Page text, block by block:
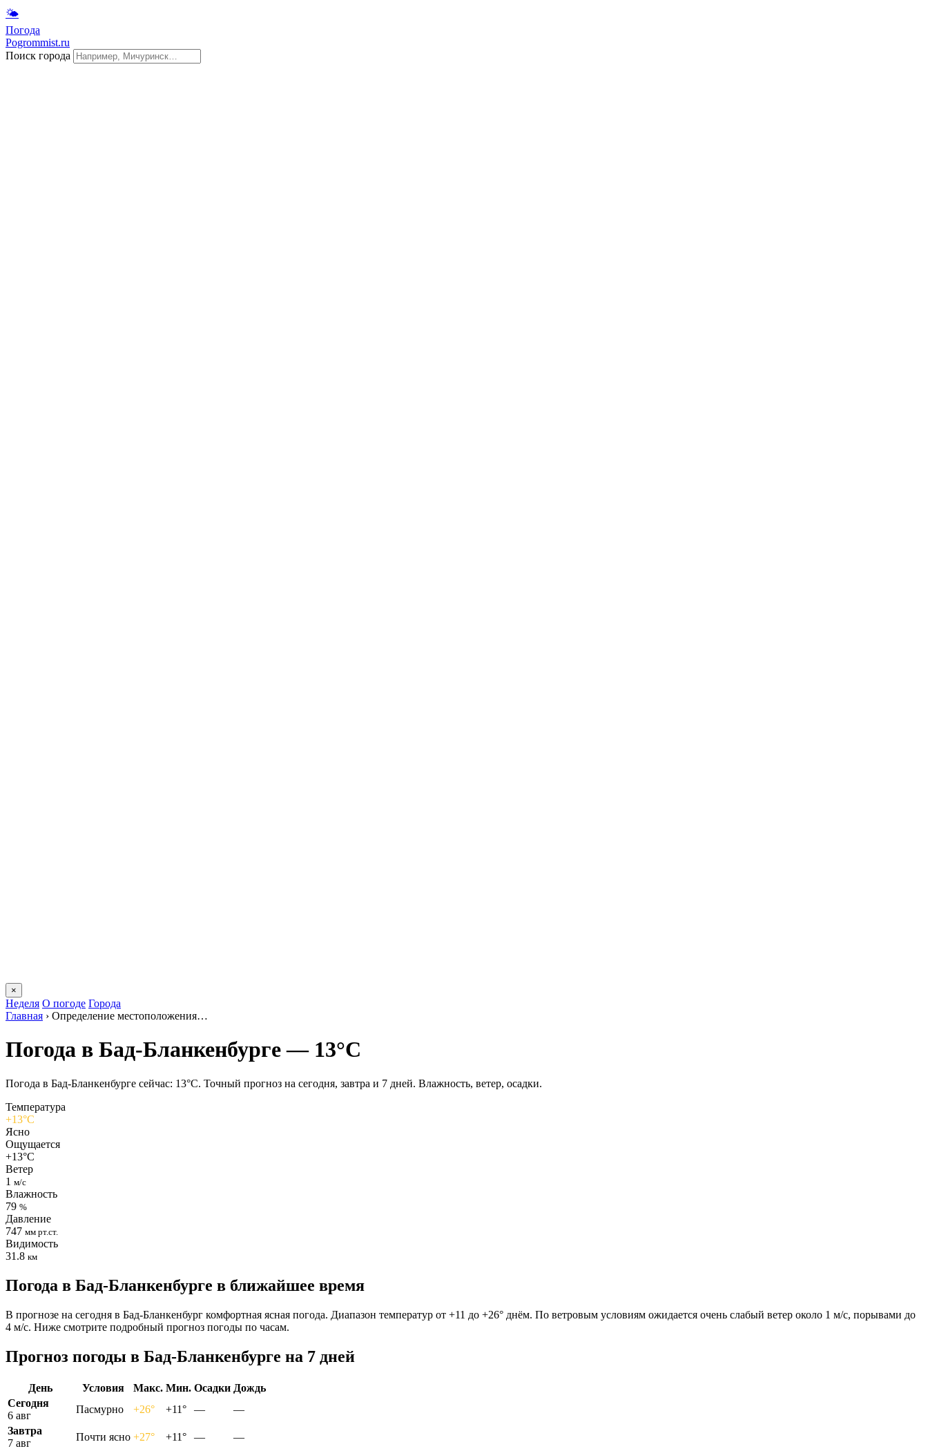
🌤
Погода
Pogrommist.ru
Поиск города
×
Неделя О погоде Города
Главная › Определение местоположения…
Погода в Бад-Бланкенбурге — 13°C
Погода в Бад-Бланкенбурге сейчас: 13°C. Точный прогноз на сегодня, завтра и 7 дней. Влажность, ветер, осадки.
Температура
+13°C
Ясно
Ощущается
+13°C
Ветер
1 м/с
Влажность
79 %
Давление
747 мм рт.ст.
Видимость
31.8 км
Погода в Бад-Бланкенбурге в ближайшее время
В прогнозе на сегодня в Бад-Бланкенбург комфортная ясная погода. Диапазон температур от +11 до +26° днём. По ветровым условиям ожидается очень слабый ветер около 1 м/с, порывами до
4 м/с. Ниже смотрите подробный прогноз погоды по часам.
Прогноз погоды в Бад-Бланкенбурге на 7 дней
День Условия Макс. Мин. Осадки Дождь
Сегодня
6 авг
Пасмурно +26° +11° —
—
Завтра
7 авг
Почти ясно +27° +11° —
—